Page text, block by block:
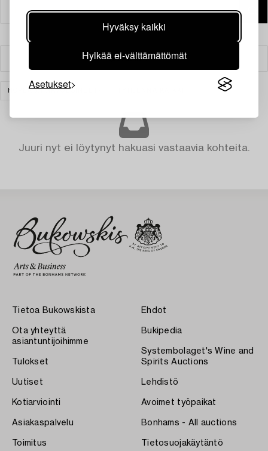
Hyväksy kaikki
Hylkää ei-välttämättömät
Asetukset
Suodatin
HOPEA JA ARVOESINEET
Juuri nyt ei löytynyt hakuasi vastaavia kohteita.
Tietoa Bukowskista
Ota yhteyttä
asiantuntijoihimme
Tulokset
Uutiset
Kotiarviointi
Asiakaspalvelu
Toimitus
Ehdot
Bukipedia
Systembolaget's Wine and
Spirits Auctions
Lehdistö
Avoimet työpaikat
Bonhams - All auctions
Tietosuojakäytäntö